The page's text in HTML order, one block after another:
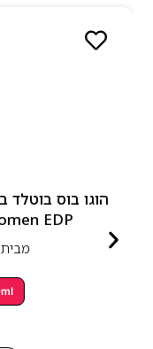
Bottled Beyond for Women EDP
מבית
100ml